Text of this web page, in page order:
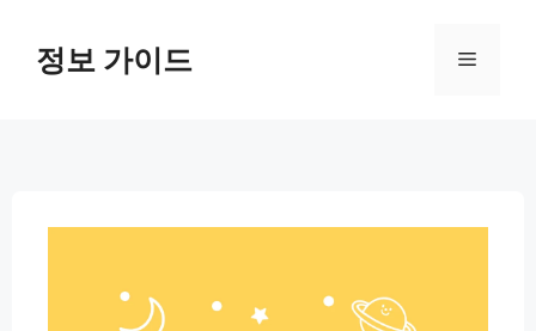
정보 가이드 메